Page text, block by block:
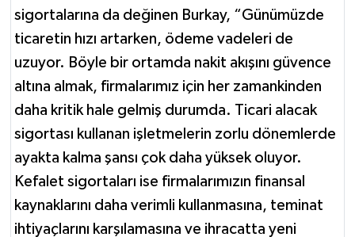
sigortalarına da değinen Burkay, “Günümüzde
ticaretin hızı artarken, ödeme vadeleri de
uzuyor. Böyle bir ortamda nakit akışını güvence
altına almak, firmalarımız için her zamankinden
daha kritik hale gelmiş durumda. Ticari alacak
sigortası kullanan işletmelerin zorlu dönemlerde
ayakta kalma şansı çok daha yüksek oluyor.
Kefalet sigortaları ise firmalarımızın finansal
kaynaklarını daha verimli kullanmasına, teminat
ihtiyaçlarını karşılamasına ve ihracatta yeni